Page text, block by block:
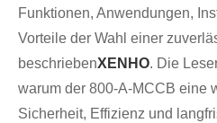
Funktionen, Anwendungen,
Vorteile der Wahl einer
beschriebenXENHO. Die
warum der 800-A-MCCB eine
Sicherheit, Effizienz und